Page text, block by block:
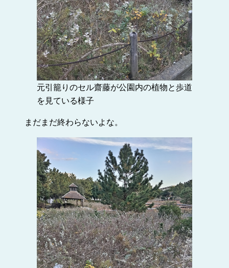
元引籠りのセル齋藤が公園内の植物と歩道
を見ている様子
まだまだ終わらないよな。